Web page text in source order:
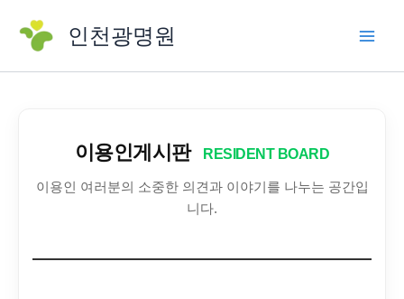
로
인천광명원
이용인게시판 RESIDENT BOARD
이용인 여러분의 소중한 의견과 이야기를 나누는 공간입
니다.